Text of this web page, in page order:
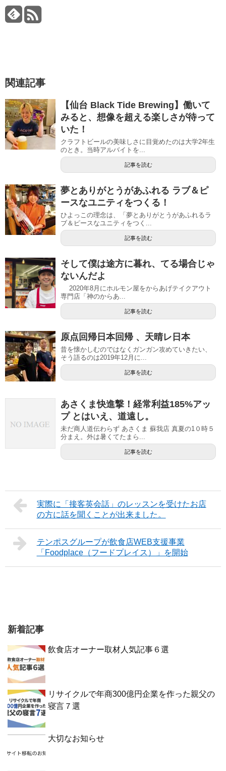
関連記事
【仙台 Black Tide Brewing】働いて
みると、想像を超える楽しさが待って
いた！
クラフトビールの美味しさに目覚めたのは大学2年生
のとき。当時アルバイトを...
記事を読む
夢とありがとうがあふれる ラブ＆ピ
ースなユニティをつくる！
ひよっこの理念は、「夢とありがとうがあふれるラ
ブ＆ピースなユニティをつく...
記事を読む
そして僕は途方に暮れ、てる場合じゃ
ないんだよ
2020年8月にホルモン屋をからあげテイクアウト
専門店「神のからあ...
記事を読む
原点回帰日本回帰 、天晴レ日本
昔を懐かしむのではなくガンガン攻めていきたい、
そう語るのは2019年12月に...
記事を読む
あさくま快進撃！経常利益185%アッ
プ とはいえ、道遠し。
未だ商人道伝わらず あさくま 蘇我店 真夏の1０時５
分まえ。外は暑くてたまら...
記事を読む
実際に「接客英会話」のレッスンを受けたお店
の方に話を聞くことが出来ました。
テンポスグループが飲食店WEB支援事業
「Foodplace（フードプレイス）」を開始
新着記事
飲食店オーナー取材人気記事６選
リサイクルで年商300億円企業を作った親父の
寝言７選
大切なお知らせ